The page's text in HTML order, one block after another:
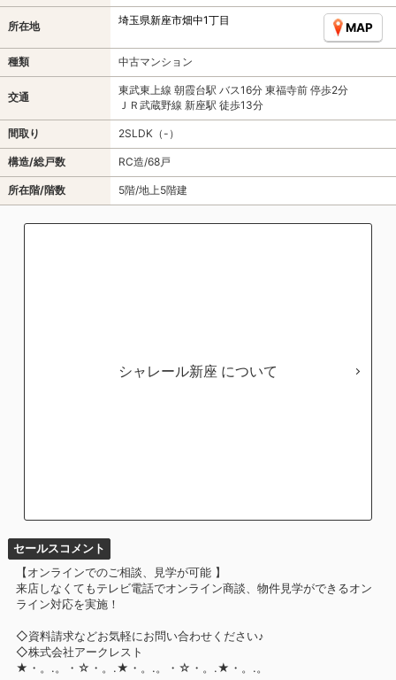
所在地 埼玉県新座市畑中1丁目
MAP
種類 中古マンション
交通
東武東上線 朝霞台駅 バス16分 東福寺前 停歩2分
ＪＲ武蔵野線 新座駅 徒歩13分
間取り 2SLDK（-）
構造/総戸数 RC造/68戸
所在階/階数 5階/地上5階建
シャレール新座
セールスコメント
【オンラインでのご相談、見学が可能 】
来店しなくてもテレビ電話でオンライン商談、物件見学ができるオン
ライン対応を実施！
◇資料請求などお気軽にお問い合わせください♪
◇株式会社アークレスト
★・。.。・☆・。.★・。.。・☆・。.★・。.。